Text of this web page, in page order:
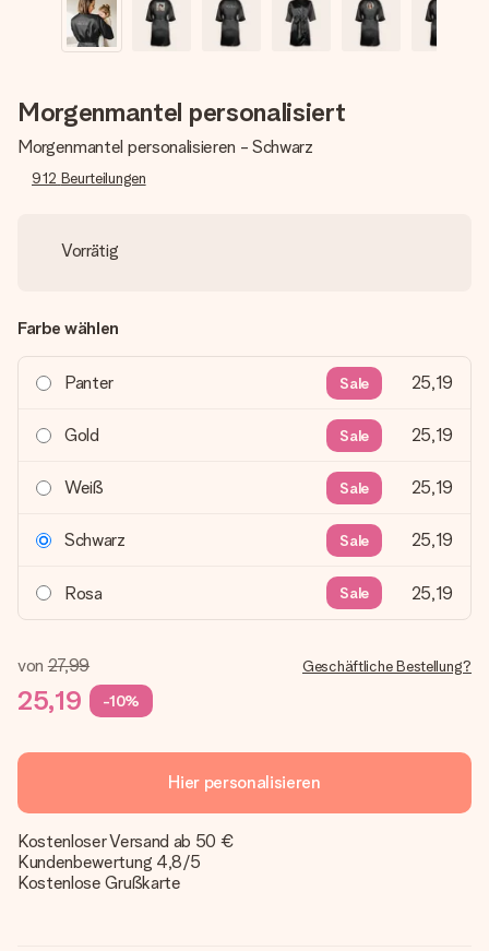
Morgenmantel personalisiert
Morgenmantel personalisieren - Schwarz
912 Beurteilungen
Vorrätig
Farbe wählen
Panter Sale 25,19
Gold Sale 25,19
Weiß Sale 25,19
Schwarz Sale 25,19
Rosa Sale 25,19
von 27,99
25,19 -10%
Geschäftliche Bestellung?
Hier personalisieren
Kostenloser Versand ab 50 €
Kundenbewertung 4,8/5
Kostenlose Grußkarte